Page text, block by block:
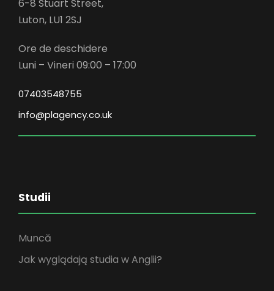
6-8 Stuart Street,
Luton, LU1 2SJ
Ore de deschidere
Luni – Vineri 09:00 – 17:00
07403548755
info@plagency.co.uk
Studii
Muncă
Jak wyglądają studia w Anglii?